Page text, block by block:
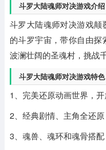
斗罗大陆魂师对决游戏介绍
斗罗大陆魂师对决游戏颠
的斗罗宇宙，带你自由
波澜壮阔的圣魂村，挑战
斗罗大陆魂师对决游戏特色
1、完美还原动画世界，
2、经典剧情、主角全还原
3、魂兽、魂环和魂骨搭配